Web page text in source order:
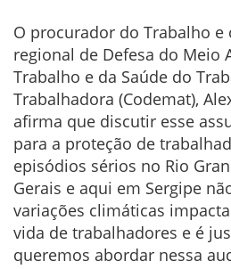
O procurador do Trabalho e
regional de Defesa do Meio
Trabalho e da Saúde do
Trabalhadora (Codemat),
afirma que discutir esse
para a proteção de
episódios sérios no Rio
Gerais e aqui em Sergipe
variações climáticas
vida de trabalhadores e é
queremos abordar nessa